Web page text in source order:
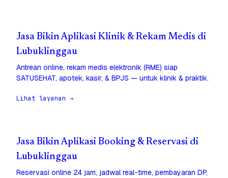
Jasa Bikin Aplikasi Klinik & Rekam Medis di
Lubuklinggau
Antrean online, rekam medis elektronik (RME) siap
SATUSEHAT, apotek, kasir, & BPJS — untuk klinik & praktik.
Lihat layanan →
Jasa Bikin Aplikasi Booking & Reservasi di
Lubuklinggau
Reservasi online 24 jam, jadwal real-time, pembayaran DP,